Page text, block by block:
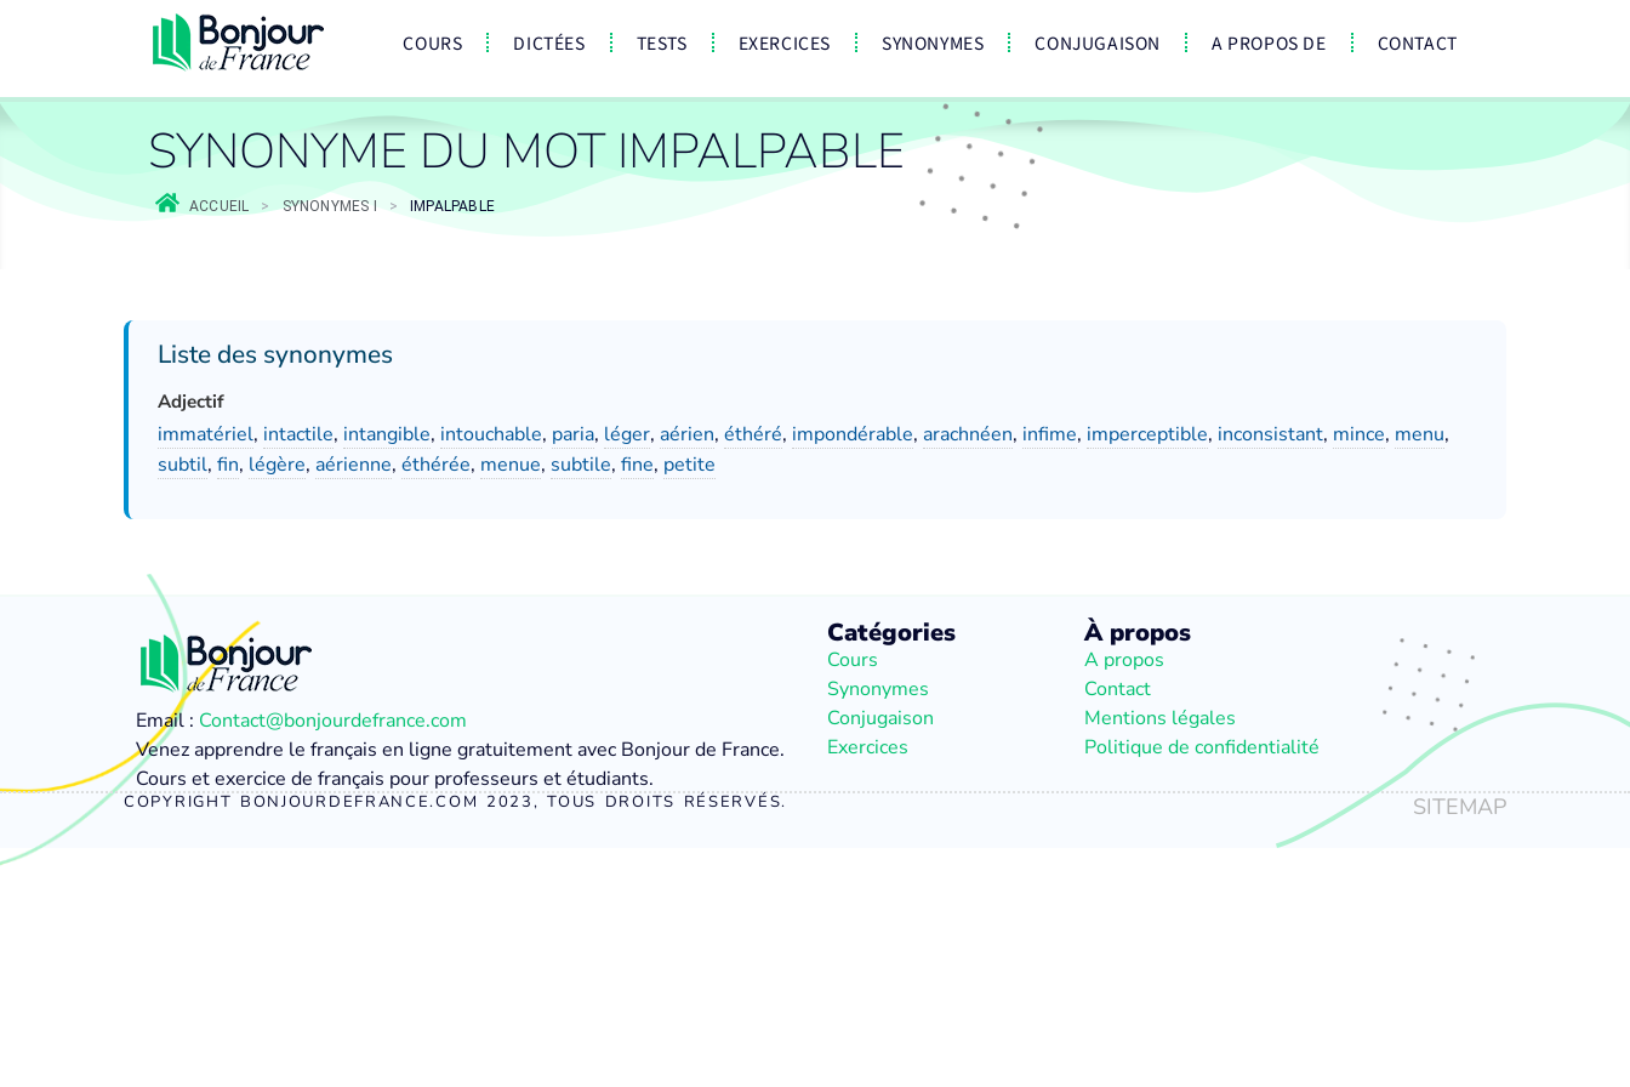
COURS DICTÉES TESTS EXERCICES SYNONYMES CONJUGAISON A PROPOS DE CONTACT
SYNONYME DU MOT IMPALPABLE
ACCUEIL > SYNONYMES I > IMPALPABLE
Liste des synonymes
Adjectif
immatériel, intactile, intangible, intouchable, paria, léger, aérien, éthéré, impondérable, arachnéen, infime, imperceptible, inconsistant, mince, menu,
subtil, fin, légère, aérienne, éthérée, menue, subtile, fine, petite
Email : Contact@bonjourdefrance.com
Venez apprendre le français en ligne gratuitement avec Bonjour de France.
Cours et exercice de français pour professeurs et étudiants.
Catégories
Cours
Synonymes
Conjugaison
Exercices
À propos
A propos
Contact
Mentions légales
Politique de confidentialité
COPYRIGHT BONJOURDEFRANCE.COM 2023, TOUS DROITS RÉSERVÉS. SITEMAP